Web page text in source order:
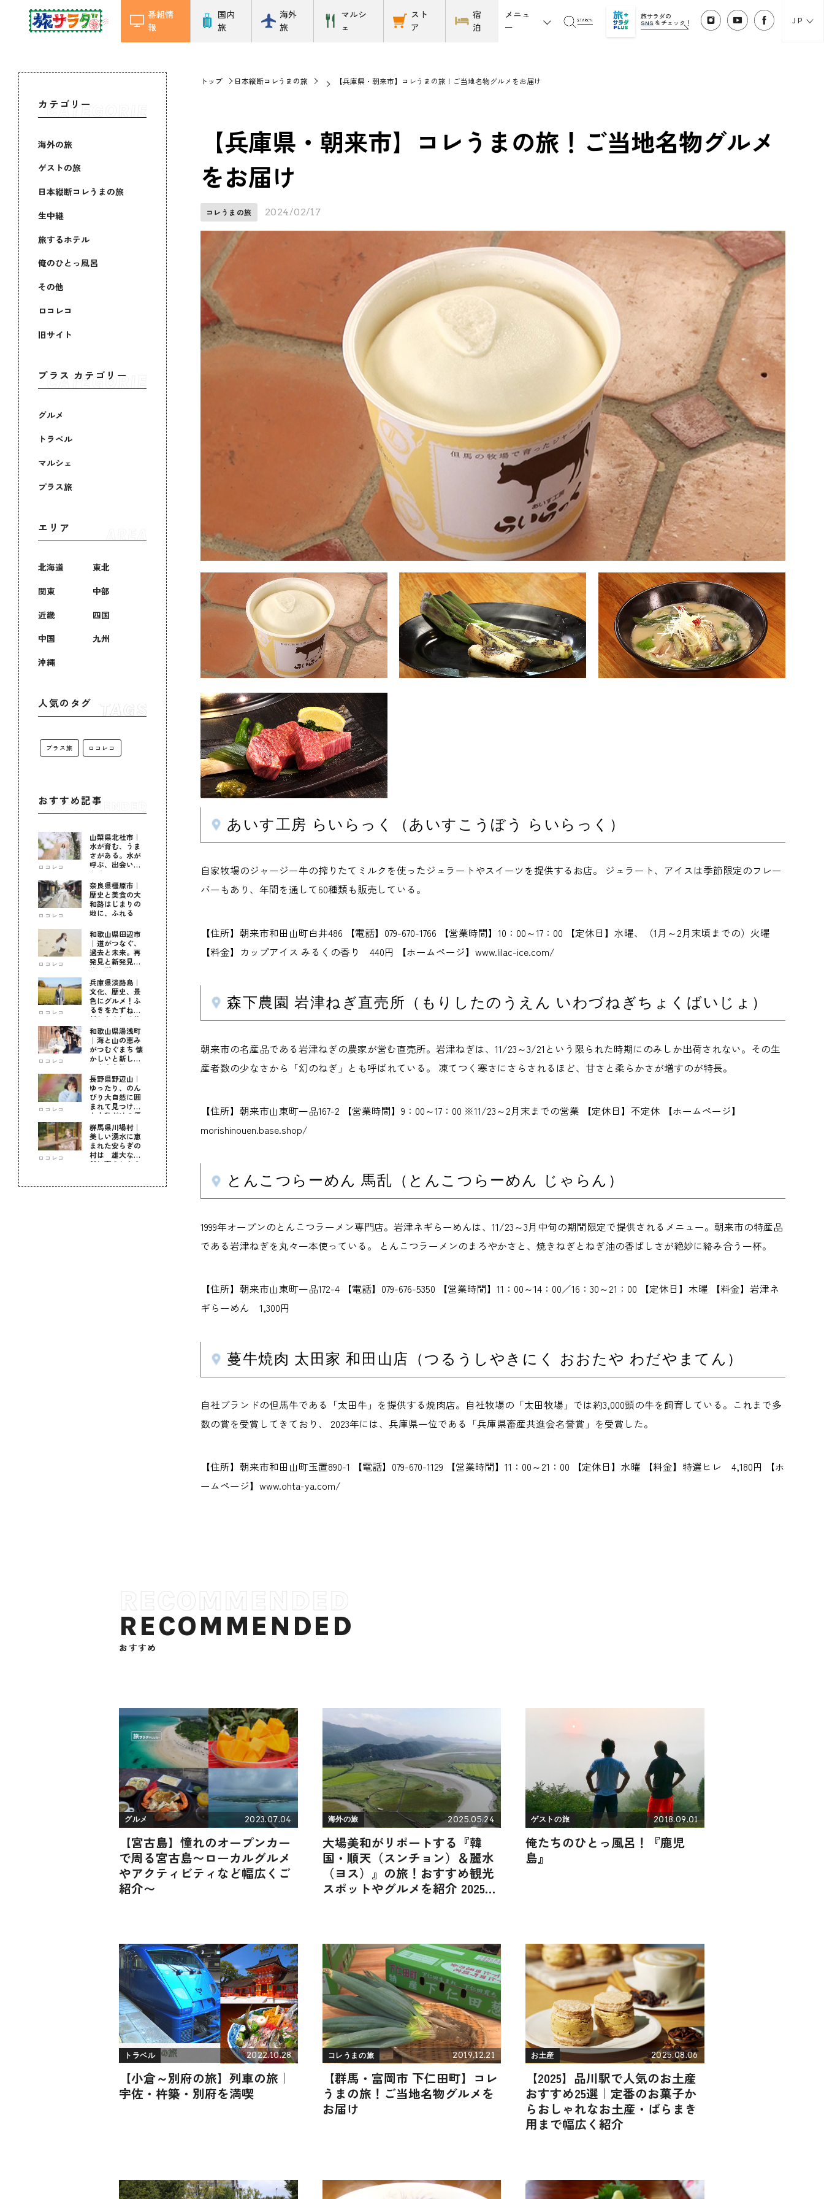
番組情
報
国内
旅
海外
旅
マルシ
ェ
スト
ア
宿
泊
メニュ
ー
旅サラダの
SNS をチェック！ JP
カテゴリー
海外の旅
ゲストの旅
日本縦断コレうまの旅
生中継
旅するホテル
俺のひとっ風呂
その他
ロコレコ
旧サイト
プラス カテゴリー
グルメ
トラベル
マルシェ
プラス旅
エリア
北海道
東北
関東
中部
近畿
四国
中国
九州
沖縄
人気のタグ
プラス旅 ロコレコ
おすすめ記事
ロコレコ
山梨県北杜市｜
水が育む、うま
さがある。水が
呼ぶ、出会いが
ある。
ロコレコ
奈良県橿原市｜
歴史と美食の大
和路はじまりの
地に、ふれる
ロコレコ
和歌山県田辺市
｜道がつなぐ、
過去と未来。再
発見と新発見の
待つ街へ
ロコレコ
兵庫県淡路島｜
文化、歴史、景
色にグルメ！ふ
るきをたずねて
新しきを知る旅
ロコレコ
和歌山県湯浅町
｜海と山の恵み
がつむぐまち 懐
かしいと新しい
に出会う旅
ロコレコ
長野県野辺山｜
ゆったり、のん
びり大自然に囲
まれて見つけ
た！私だけの優
しい自分時間
ロコレコ
群馬県川場村｜
美しい湧水に恵
まれた安らぎの
村は 雄大な自
然に育まれた心
トップ 日本縦断コレうまの旅 【兵庫県・朝来市】コレうまの旅！ご当地名物グルメをお届け
【兵庫県・朝来市】コレうまの旅！ご当地名物グルメ
をお届け
コレうまの旅 2024/02/17
あいす工房 らいらっく（あいすこうぼう らいらっく）
自家牧場のジャージー牛の搾りたてミルクを使ったジェラートやスイーツを提供するお店。 ジェラート、アイスは季節限定のフレー
バーもあり、年間を通して60種類も販売している。
【住所】朝来市和田山町白井486 【電話】079-670-1766 【営業時間】10：00～17：00 【定休日】水曜、（1月～2月末頃までの）火曜
【料金】カップアイス みるくの香り 440円 【ホームページ】www.lilac-ice.com/
森下農園 岩津ねぎ直売所（もりしたのうえん いわづねぎちょくばいじょ）
朝来市の名産品である岩津ねぎの農家が営む直売所。岩津ねぎは、11/23～3/21という限られた時期にのみしか出荷されない。その生
産者数の少なさから「幻のねぎ」とも呼ばれている。 凍てつく寒さにさらされるほど、甘さと柔らかさが増すのが特長。
【住所】朝来市山東町一品167-2 【営業時間】9：00～17：00 ※11/23～2月末までの営業 【定休日】不定休 【ホームページ】
morishinouen.base.shop/
とんこつらーめん 馬乱（とんこつらーめん じゃらん）
1999年オープンのとんこつラーメン専門店。岩津ネギらーめんは、11/23～3月中旬の期間限定で提供されるメニュー。朝来市の特産品
である岩津ねぎを丸々一本使っている。 とんこつラーメンのまろやかさと、焼きねぎとねぎ油の香ばしさが絶妙に絡み合う一杯。
【住所】朝来市山東町一品172-4 【電話】079-676-5350 【営業時間】11：00～14：00／16：30～21：00 【定休日】木曜 【料金】岩津ネ
ギらーめん 1,300円
蔓牛焼肉 太田家 和田山店（つるうしやきにく おおたや わだやまてん）
自社ブランドの但馬牛である「太田牛」を提供する焼肉店。自社牧場の「太田牧場」では約3,000頭の牛を飼育している。これまで多
数の賞を受賞してきており、 2023年には、兵庫県一位である「兵庫県畜産共進会名誉賞」を受賞した。
【住所】朝来市和田山町玉置890-1 【電話】079-670-1129 【営業時間】11：00～21：00 【定休日】水曜 【料金】特選ヒレ 4,180円 【ホ
ームページ】www.ohta-ya.com/
RECOMMENDED
おすすめ
グルメ 2023.07.04
【宮古島】憧れのオープンカー
で周る宮古島〜ローカルグルメ
やアクティビティなど幅広くご
紹介〜
海外の旅 2025.05.24
大場美和がリポートする『韓
国・順天（スンチョン）＆麗水
（ヨス）』の旅！おすすめ観光
スポットやグルメを紹介 2025年
ゲストの旅 2018.09.01
俺たちのひとっ風呂！『鹿児
島』
トラベル 2022.10.28
【小倉～別府の旅】列車の旅｜
宇佐・杵築・別府を満喫
コレうまの旅 2019.12.21
【群馬・富岡市 下仁田町】コレ
うまの旅！ご当地名物グルメを
お届け
お土産 2025.08.06
【2025】品川駅で人気のお土産
おすすめ25選｜定番のお菓子か
らおしゃれなお土産・ばらまき
用まで幅広く紹介